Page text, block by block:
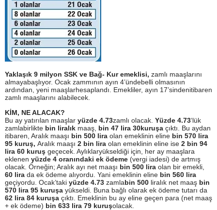
Yaklaşık 9 milyon SSK ve Bağ- Kur emeklisi, zamlı maaşlarını
almayabaşlıyor. Ocak zammının ayın 4’ündebelli olmasının
ardından, yeni maaşlarhesaplandı. Emekliler, ayın 17’sindenitibaren
zamlı maaşlarını alabilecek.
KİM, NE ALACAK?
Bu ay yatırılan maaşlar yüzde 4.73zamlı olacak. Yüzde 4.73‘lük
zamlabirlikte bin liralık maaş, bin 47 lira 30kuruşa çıktı. Bu aydan
itibaren, Aralık maaşı bin 500 lira olan emeklinin eline bin 570 lira
95 kuruş, Aralık maaşı 2 bin lira olan emeklinin eline ise 2 bin 94
lira 60 kuruş geçecek. Aylıklaryükseldiği için, her ay maaşlara
eklenen yüzde 4 oranındaki ek ödeme (vergi iadesi) de artmış
olacak. Örneğin; Aralık ayı net maaşı bin 500 lira olan bir emekli,
60 lira da ek ödeme alıyordu. Yani emeklinin eline bin 560 lira
geçiyordu. Ocak’taki yüzde 4.73 zamlabin 500 liralık net maaş bin
570 lira 95 kuruşa yükseldi. Buna bağlı olarak ek ödeme tutarı da
62 lira 84 kuruşa çıktı. Emeklinin bu ay eline geçen para (net maaş
+ ek ödeme) bin 633 lira 79 kuruşolacak.